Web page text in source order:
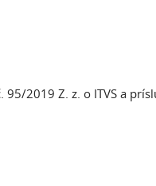
2019 Z. z. o ITVS a